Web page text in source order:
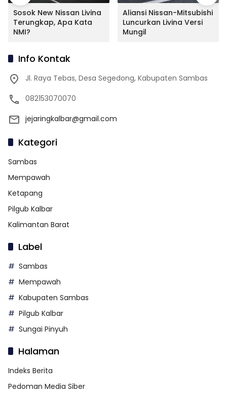
Sosok New Nissan Livina
Terungkap, Apa Kata
NMI?
Aliansi Nissan-Mitsubishi
Luncurkan Livina Versi
Mungil
Info Kontak
Jl. Raya Tebas, Desa Segedong, Kabupaten Sambas
082153070070
jejaringkalbar@gmail.com
Kategori
Sambas
Mempawah
Ketapang
Pilgub Kalbar
Kalimantan Barat
Label
Sambas
Mempawah
Kabupaten Sambas
Pilgub Kalbar
Sungai Pinyuh
Halaman
Indeks Berita
Pedoman Media Siber